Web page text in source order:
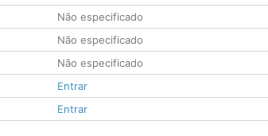
Não especificado
Não especificado
Não especificado
Entrar
Entrar